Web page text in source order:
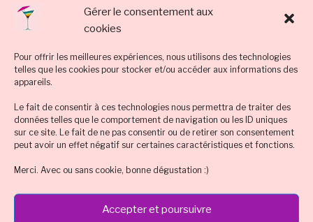
Gérer le consentement aux
cookies
Pour offrir les meilleures expériences, nous utilisons des technologies
telles que les cookies pour stocker et/ou accéder aux informations des
appareils.
Le fait de consentir à ces technologies nous permettra de traiter des
données telles que le comportement de navigation ou les ID uniques
sur ce site. Le fait de ne pas consentir ou de retirer son consentement
peut avoir un effet négatif sur certaines caractéristiques et fonctions.
Merci. Avec ou sans cookie, bonne dégustation :)
Accepter et poursuivre